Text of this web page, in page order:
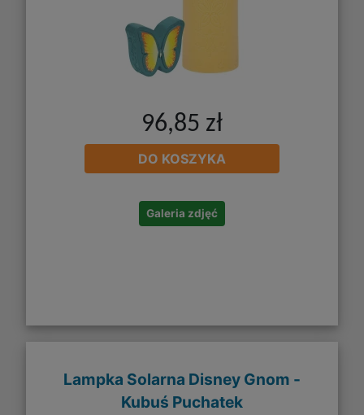
96,85 zł
DO KOSZYKA
Galeria zdjęć
Lampka Solarna Disney Gnom -
Kubuś Puchatek